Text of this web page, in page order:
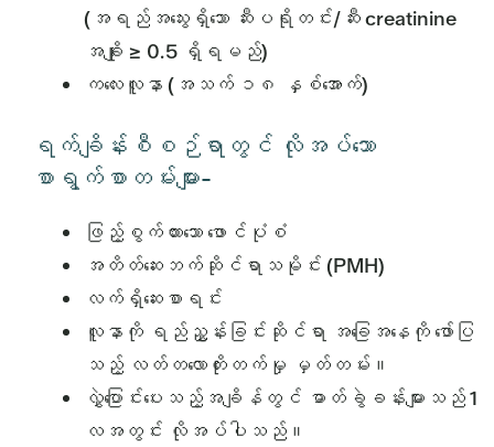
(အရည်အသွေးရှိသော ဆီးပရိုတင်း/ဆီး creatinine
အချိုး ≥ 0.5 ရှိရမည်)
ကလေးလူနာ (အသက် ၁၈ နှစ်အောက်)
ရက်ချိန်းစီစဉ်ရာတွင် လိုအပ်သော
စာရွက်စာတမ်းများ-
ဖြည့်စွက်ထားသော ဖောင်ပုံစံ
အတိတ်ဆေးဘက်ဆိုင်ရာသမိုင်း (PMH)
လက်ရှိဆေးစာရင်း
လူနာကို ရည်ညွှန်းခြင်းဆိုင်ရာ အခြေအနေကို ဖော်ပြ
သည့် လတ်တလောတိုးတက်မှု မှတ်တမ်း။
လွှဲပြောင်းပေးသည့်အချိန်တွင် ဓာတ်ခွဲခန်းများသည် 1
လအတွင်း လိုအပ်ပါသည်။